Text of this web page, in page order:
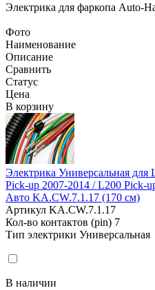
Электрика для фаркопа Auto-
Фото
Наименование
Описание
Сравнить
Статус
Цена
В корзину
Электрика Универсальная
Pick-up 2007-2014 / L200 Pick-
Авто KA.CW.7.1.17 (170 см)
Артикул KA.CW.7.1.17
Кол-во контактов (pin) 7
Тип электрики Универсальная
В наличии